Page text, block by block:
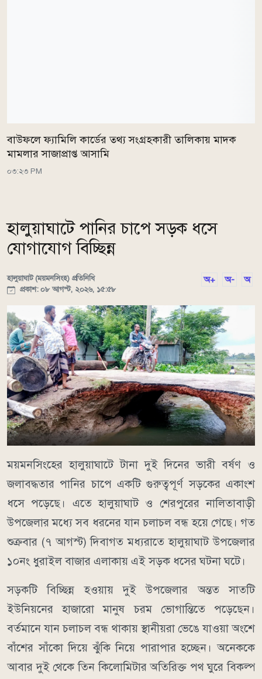
বাউফলে ফ্যামিলি কার্ডের তথ্য সংগ্রহকারী তালিকায় মাদক
মামলার সাজাপ্রাপ্ত আসামি
০৩:২৩ PM
হালুয়াঘাটে পানির চাপে সড়ক ধসে
যোগাযোগ বিচ্ছিন্ন
হালুয়াঘাট (ময়মনসিংহ) প্রতিনিধি
প্রকাশ: ০৮ আগস্ট, ২০২৬, ১৫:৫৮
অ+ অ- অ
ময়মনসিংহের হালুয়াঘাটে টানা দুই দিনের ভারী বর্ষণ ও
জলাবদ্ধতার পানির চাপে একটি গুরুত্বপূর্ণ সড়কের একাংশ
ধসে পড়েছে। এতে হালুয়াঘাট ও শেরপুরের নালিতাবাড়ী
উপজেলার মধ্যে সব ধরনের যান চলাচল বন্ধ হয়ে গেছে। গত
শুক্রবার (৭ আগস্ট) দিবাগত মধ্যরাতে হালুয়াঘাট উপজেলার
১০নং ধুরাইল বাজার এলাকায় এই সড়ক ধসের ঘটনা ঘটে।
সড়কটি বিচ্ছিন্ন হওয়ায় দুই উপজেলার অন্তত সাতটি
ইউনিয়নের হাজারো মানুষ চরম ভোগান্তিতে পড়েছেন।
বর্তমানে যান চলাচল বন্ধ থাকায় স্থানীয়রা ভেঙে যাওয়া অংশে
বাঁশের সাঁকো দিয়ে ঝুঁকি নিয়ে পারাপার হচ্ছেন। অনেককে
আবার দুই থেকে তিন কিলোমিটার অতিরিক্ত পথ ঘুরে বিকল্প